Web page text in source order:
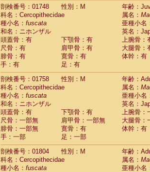
剖検番号：01748
性別：M
年齢：
科名：Cercopithecidae
属名：
種小名： fuscata
亜種小名
和名：ニホンザル
英名：
頭蓋骨：有
下顎骨：有
上腕骨：
尺骨：有
肩甲骨：有
大腿骨：
腓骨：有
寛骨：有
体幹：有
手：有
足：有
剖検番号：01758
性別：M
年齢：
科名：Cercopithecidae
属名：
種小名： fuscata
亜種小名
和名：ニホンザル
英名：
頭蓋骨：有
下顎骨：有
上腕骨：
尺骨：一部無
肩甲骨：一部無
大腿骨：
腓骨：一部無
寛骨：有
体幹：有
手：一部
足：一部
剖検番号：01804
性別：M
年齢：
科名：Cercopithecidae
属名：
種小名： fuscata
亜種小名